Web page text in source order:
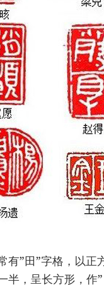
有”田”字格，以正
半，呈长方形，作